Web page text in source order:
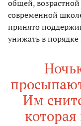
общей,
современной
принято
унижать в
Им